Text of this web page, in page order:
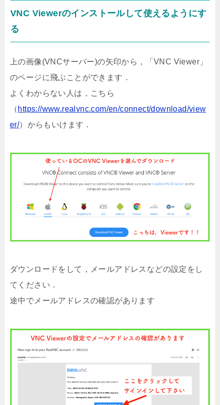
VNC Viewerのインストールして使えるようにす
る
上の画像(VNCサーバー)の矢印から，「VNC Viewer」
のページに飛ぶことができます．
よくわからない人は，こちら
（ https://www.realvnc.com/en/connect/download/view
er/）からもいけます．
ダウンロードをして，メールアドレスなどの設定をし
てください．
途中でメールアドレスの確認があります